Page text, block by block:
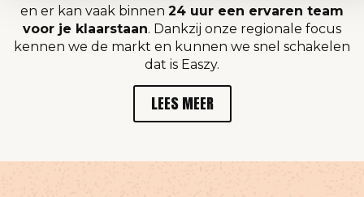
en er kan vaak binnen 24 uur een ervaren team
voor je klaarstaan. Dankzij onze regionale focus
kennen we de markt en kunnen we snel schakelen
dat is Easzy.
LEES MEER